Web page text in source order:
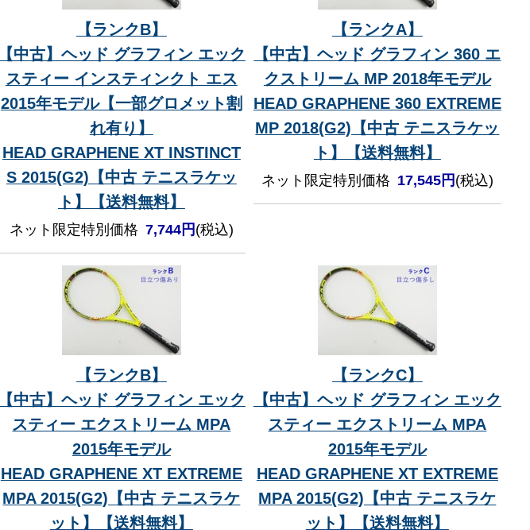
【ランクB】
【中古】ヘッド グラフィン エック
スティー インスティンクト エス
2015年モデル【一部グロメット割
れ有り】
HEAD GRAPHENE XT INSTINCT
S 2015(G2)【中古 テニスラケッ
ト】【送料無料】
ネット限定特別価格 7,744円 (税込)
【ランクA】
【中古】ヘッド グラフィン 360 エ
クストリーム MP 2018年モデル
HEAD GRAPHENE 360 EXTREME
MP 2018(G2)【中古 テニスラケッ
ト】【送料無料】
ネット限定特別価格 17,545円 (税込)
【ランクB】
【中古】ヘッド グラフィン エック
スティー エクストリーム MPA
2015年モデル
HEAD GRAPHENE XT EXTREME
MPA 2015(G2)【中古 テニスラケ
ット】【送料無料】
【ランクC】
【中古】ヘッド グラフィン エック
スティー エクストリーム MPA
2015年モデル
HEAD GRAPHENE XT EXTREME
MPA 2015(G2)【中古 テニスラケ
ット】【送料無料】